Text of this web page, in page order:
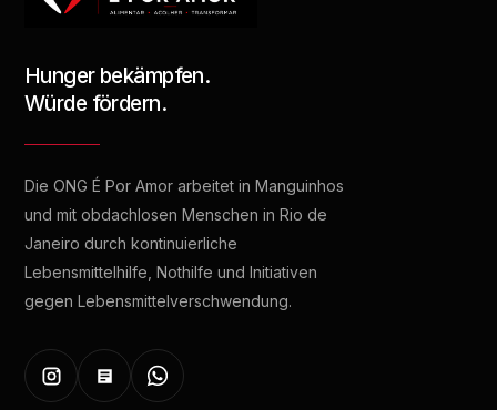
Hunger bekämpfen.
Würde fördern.
Die ONG É Por Amor arbeitet in Manguinhos
und mit obdachlosen Menschen in Rio de
Janeiro durch kontinuierliche
Lebensmittelhilfe, Nothilfe und Initiativen
gegen Lebensmittelverschwendung.